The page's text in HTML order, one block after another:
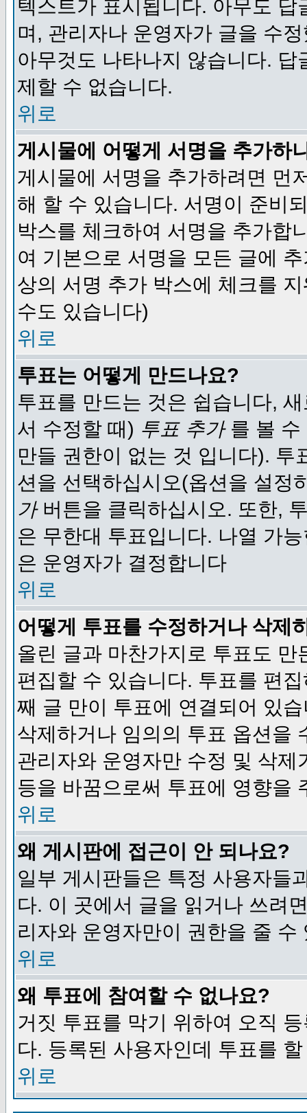
텍스트가 표시됩니다. 아무도
며, 관리자나 운영자가 글을 수
아무것도 나타나지 않습니다.
제할 수 없습니다.
위로
게시물에 어떻게 서명을 추가하
게시물에 서명을 추가하려면 먼
해 할 수 있습니다. 서명이 준비
박스를 체크하여 서명을 추가합
여 기본으로 서명을 모든 글에
상의 서명 추가 박스에 체크를
수도 있습니다)
위로
투표는 어떻게 만드나요?
투표를 만드는 것은 쉽습니다,
서 수정할 때) 투표 추가를 볼 수
만들 권한이 없는 것 입니다).
션을 선택하십시오(옵션을 설정
가버튼을 클릭하십시오. 또한,
은 무한대 투표입니다. 나열 가
은 운영자가 결정합니다
위로
어떻게 투표를 수정하거나 삭제
올린 글과 마찬가지로 투표도
편집할 수 있습니다. 투표를 편
째 글 만이 투표에 연결되어 있
삭제하거나 임의의 투표 옵션을
관리자와 운영자만 수정 및 삭
등을 바꿈으로써 투표에 영향을
위로
왜 게시판에 접근이 안 되나요?
일부 게시판들은 특정 사용자들
다. 이 곳에서 글을 읽거나 쓰려
리자와 운영자만이 권한을 줄
위로
왜 투표에 참여할 수 없나요?
거짓 투표를 막기 위하여 오직
다. 등록된 사용자인데 투표를
위로